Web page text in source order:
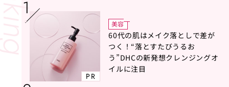
PR
美容
60代の肌はメイク落としで差が
つく！“落とすたびうるお
う”DHCの新発想クレンジングオ
イルに注目